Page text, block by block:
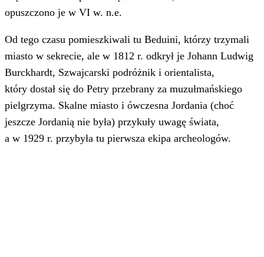
opuszczono je w VI w. n.e.
Od tego czasu pomieszkiwali tu Beduini, którzy trzymali
miasto w sekrecie, ale w 1812 r. odkrył je Johann Ludwig
Burckhardt, Szwajcarski podróżnik i orientalista,
który dostał się do Petry przebrany za muzułmańskiego
pielgrzyma. Skalne miasto i ówczesna Jordania (choć
jeszcze Jordanią nie była) przykuły uwagę świata,
a w 1929 r. przybyła tu pierwsza ekipa archeologów.